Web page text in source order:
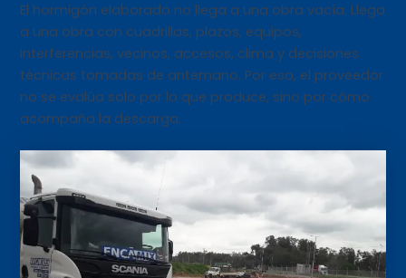
El hormigón elaborado no llega a una obra vacía. Llega
a una obra con cuadrillas, plazos, equipos,
interferencias, vecinos, accesos, clima y decisiones
técnicas tomadas de antemano. Por eso, el proveedor
no se evalúa solo por lo que produce, sino por cómo
acompaña la descarga.